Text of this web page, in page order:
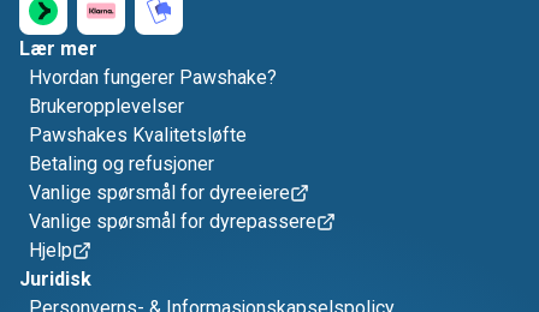
Lær mer
Hvordan fungerer Pawshake?
Brukeropplevelser
Pawshakes Kvalitetsløfte
Betaling og refusjoner
Vanlige spørsmål for dyreeiere
Vanlige spørsmål for dyrepassere
Hjelp
Juridisk